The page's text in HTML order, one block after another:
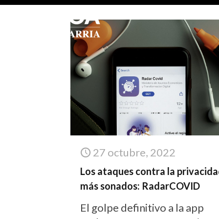
27 octubre, 2022
Los ataques contra la
más sonados: RadarCOVID
El golpe definitivo a la app